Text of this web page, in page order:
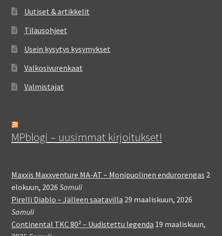
Uutiset & artikkelit
Tilausohjeet
Usein kysytys kysymykset
Valkosivurenkaat
Valmistajat
MPblogi – uusimmat kirjoitukset!
Maxxis Maxxventure MA-AT – Monipuolinen endurorengas 2
elokuun, 2026 Samuli
Pirelli Diablo – Jälleen saatavilla 29 maaliskuun, 2026
Samuli
Continental TKC 80² – Uudistettu legenda 19 maaliskuun,